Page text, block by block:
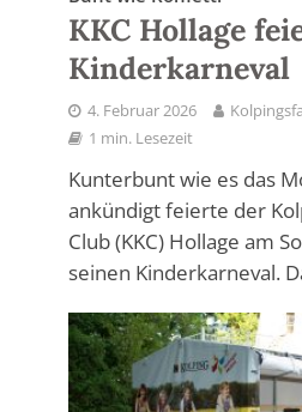
KKC Hollage
Kinderkarneval
4. Februar 2026
1 min. Lesezeit
Kunterbunt wie es das
ankündigt feierte der
Club (KKC) Hollage am
seinen Kinderkarneval.